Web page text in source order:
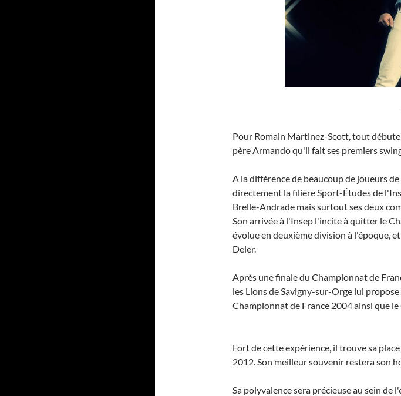
Pour Romain Martinez-Scott, tout débute
père Armando qu'il fait ses premiers
A la différence de beaucoup de joueurs
directement la filière Sport-Études de
Brelle-Andrade mais surtout ses deux
Son arrivée à l'Insep l'incite à quitter le
évolue en deuxième division à l'époque,
Deler.
Après une finale du Championnat de
les Lions de Savigny-sur-Orge lui
Championnat de France 2004 ainsi que
Fort de cette expérience, il trouve sa
2012. Son meilleur souvenir restera son
Sa polyvalence sera précieuse au sein